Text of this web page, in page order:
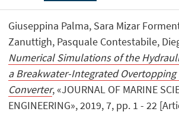
Giuseppina Palma, Sara Mizar
Zanuttigh, Pasquale Contestabile,
Numerical Simulations of the
a Breakwater-Integrated Overtopping
Converter, «JOURNAL OF MARINE
ENGINEERING», 2019, 7, pp. 1 - 22